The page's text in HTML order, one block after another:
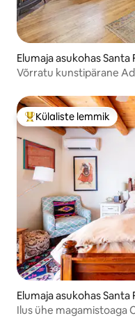
Elumaja asukohas Santa
Võrratu kunstipärane
Külaliste suur lemmik
Külaliste lemmik
Elumaja asukohas Santa
Ilus ühe magamistoaga